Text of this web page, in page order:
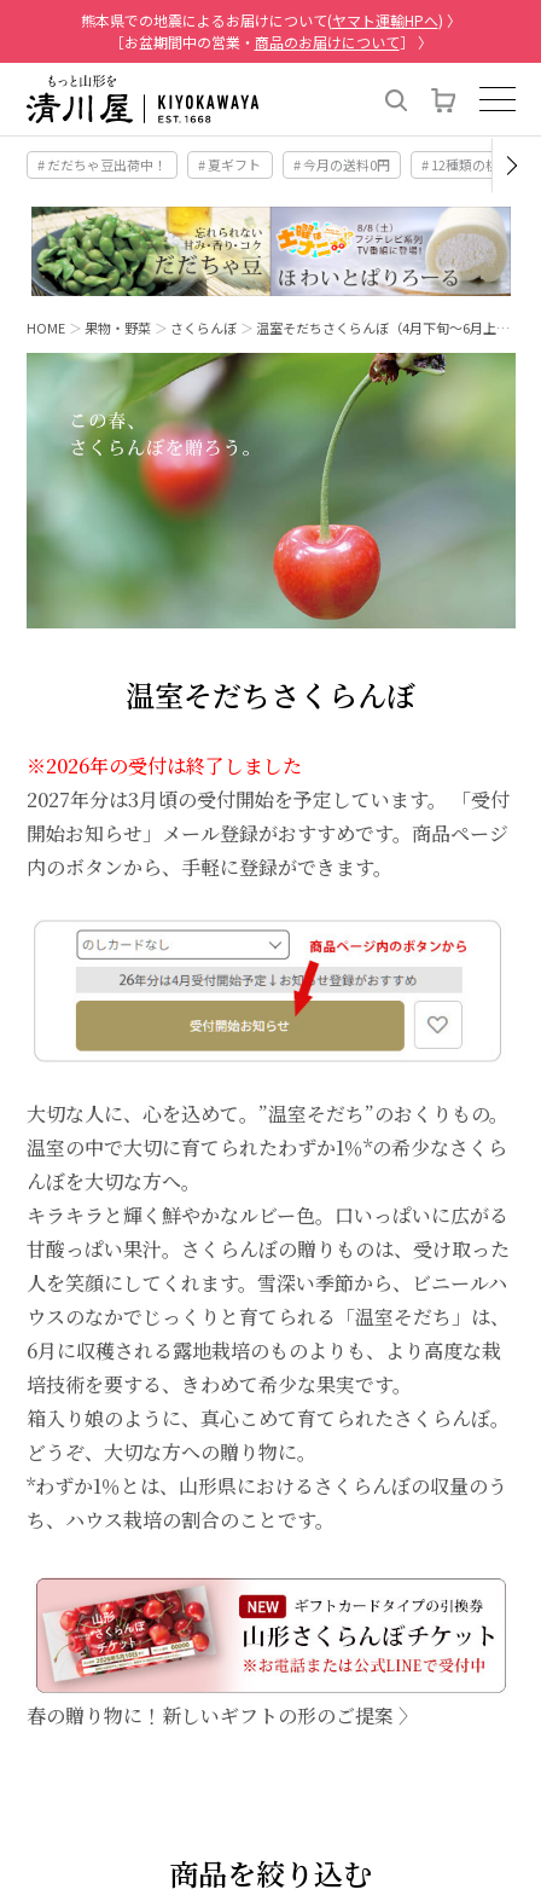
熊本県での地震によるお届けについて(ヤマト運輸HPへ) 〉
［お盆期間中の営業・ 商品のお届けについて］ 〉
# だだちゃ豆出荷中！ # 夏ギフト # 今月の送料0円 # 12種類の桃
HOME 果物・野菜 さくらんぼ 温室そだちさくらんぼ（4月下旬～6月上…
温室そだちさくらんぼ
※2026年の受付は終了しました
2027年分は3月頃の受付開始を予定しています。 「受付
開始お知らせ」メール登録がおすすめです。商品ページ
内のボタンから、手軽に登録ができます。
大切な人に、心を込めて。”温室そだち”のおくりもの。
温室の中で大切に育てられたわずか1％*の希少なさくら
んぼを大切な方へ。
キラキラと輝く鮮やかなルビー色。口いっぱいに広がる
甘酸っぱい果汁。さくらんぼの贈りものは、受け取った
人を笑顔にしてくれます。雪深い季節から、ビニールハ
ウスのなかでじっくりと育てられる「温室そだち」は、
6月に収穫される露地栽培のものよりも、より高度な栽
培技術を要する、きわめて希少な果実です。
箱入り娘のように、真心こめて育てられたさくらんぼ。
どうぞ、大切な方への贈り物に。
*わずか1％とは、山形県におけるさくらんぼの収量のう
ち、ハウス栽培の割合のことです。
春の贈り物に！新しいギフトの形のご提案 〉
商品を絞り込む